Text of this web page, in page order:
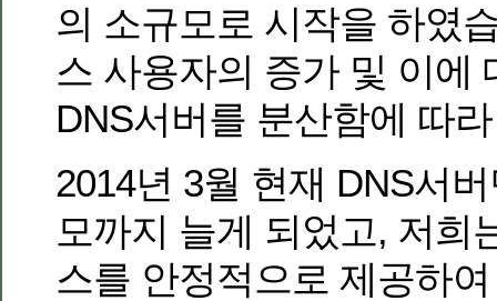
의 소규모로 시작을 하였
스 사용자의 증가 및 이에
DNS서버를 분산함에 따라
2014년 3월 현재 DNS서
모까지 늘게 되었고, 저희
스를 안정적으로 제공하